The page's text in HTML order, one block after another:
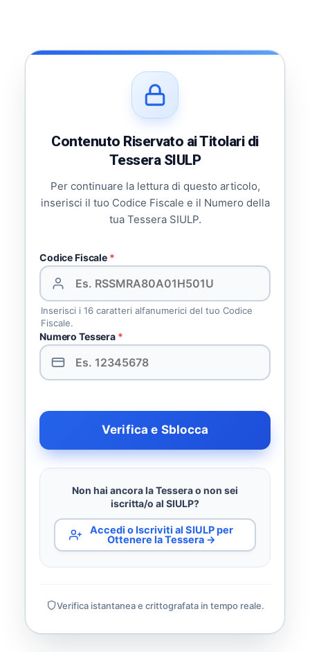
Contenuto Riservato ai Titolari di
Tessera SIULP
Per continuare la lettura di questo articolo,
inserisci il tuo Codice Fiscale e il Numero della
tua Tessera SIULP.
Codice Fiscale *
Inserisci i 16 caratteri alfanumerici del tuo Codice
Fiscale.
Numero Tessera *
Verifica e Sblocca
Non hai ancora la Tessera o non sei
iscritta/o al SIULP?
Accedi o Iscriviti al SIULP per
Ottenere la Tessera →
Verifica istantanea e crittografata in tempo reale.